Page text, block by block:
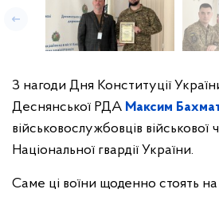
З нагоди Дня Конституції
Деснянської РДА Максим
військовослужбовців
Національної гвардії України.
Саме ці воїни щоденно стоять на